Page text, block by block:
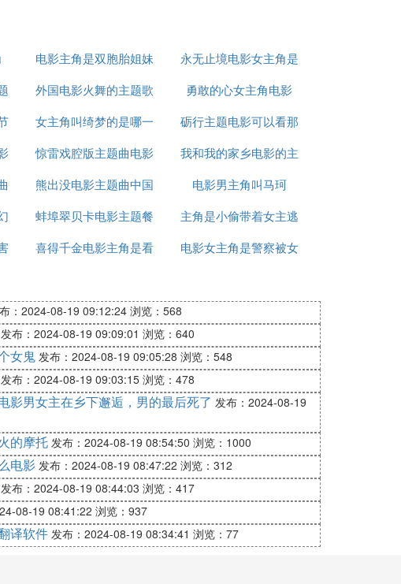
电影主角是双胞胎姐妹
永无止境电影女主角是
谁
外国电影火舞的主题歌
勇敢的心女主角电影
女主角叫绮梦的是哪一
部电影
砺行主题电影可以看那
个
惊雷戏腔版主题曲电影
我和我的家乡电影的主
题
熊出没电影主题曲中国
新歌声
电影男主角叫马珂
蚌埠翠贝卡电影主题餐
厅
主角是小偷带着女主逃
跑电影
喜得千金电影主角是看
电影女主角是警察被女
：2024-08-19 09:12:24浏览：568
发布：2024-08-19 09:09:01 浏览：640
女鬼 发布：2024-08-19 09:05:28 浏览：548
发布：2024-08-19 09:03:15 浏览：478
影男女主在乡下邂逅，男的最后死了 发布：2024-08-19
的摩托 发布：2024-08-19 08:54:50 浏览：1000
电影 发布：2024-08-19 08:47:22 浏览：312
发布：2024-08-19 08:44:03 浏览：417
08-19 08:41:22 浏览：937
译软件 发布：2024-08-19 08:34:41 浏览：77